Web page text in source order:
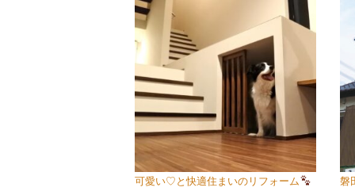
可愛い♡と快適住まいのリフォーム
磐